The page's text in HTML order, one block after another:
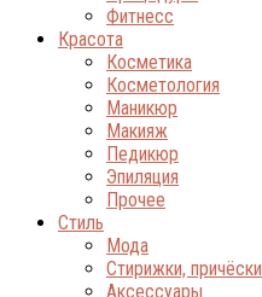
Фитнесс
Красота
Косметика
Косметология
Маникюр
Макияж
Педикюр
Эпиляция
Прочее
Стиль
Мода
Стирижки, причёски
Аксессуары